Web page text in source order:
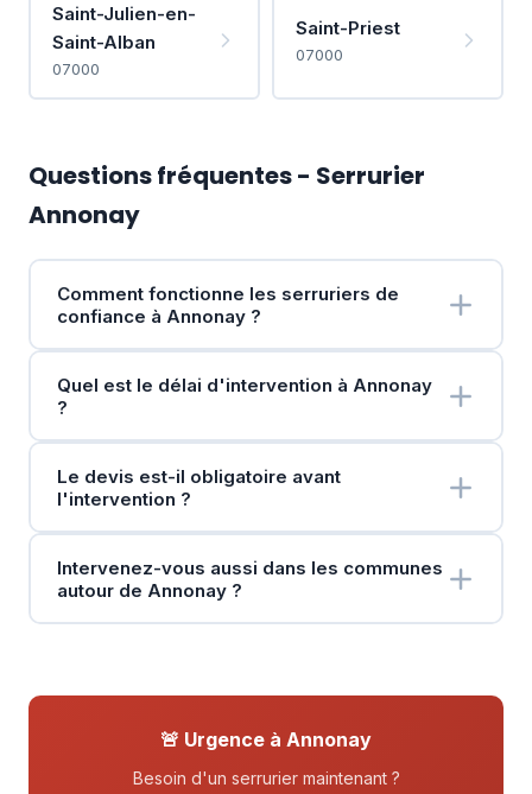
Saint-Julien-en-
Saint-Alban
07000
Saint-Priest
07000
Questions fréquentes - Serrurier
Annonay
Comment fonctionne les serruriers de
confiance à Annonay ?
Quel est le délai d'intervention à Annonay
?
Le devis est-il obligatoire avant
l'intervention ?
Intervenez-vous aussi dans les communes
autour de Annonay ?
🚨 Urgence à Annonay
Besoin d'un serrurier maintenant ?